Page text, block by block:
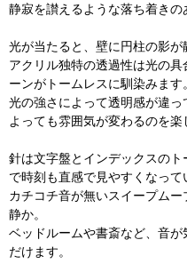
静寂を讃えるような落ち着きの
光が当たると、壁に円柱の影が
アクリル独特の透過性は光の
ーンがトームレスに馴染みます。
光の強さによって透明感が違
よっても雰囲気が変わるのを楽
針は文字盤とインデックスの
で時刻も直感で見やすくなって
カチコチ音が無いスイープム
静か。
ベッドルームや書斎など、音
だけます。